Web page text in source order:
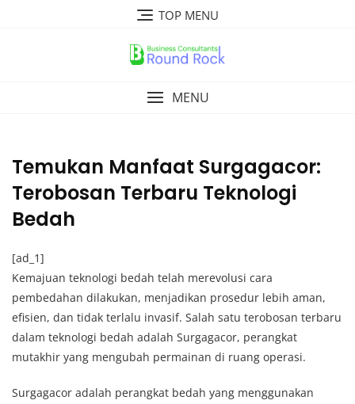
TOP MENU
MENU
Temukan Manfaat Surgagacor:
Terobosan Terbaru Teknologi
Bedah
[ad_1]
Kemajuan teknologi bedah telah merevolusi cara
pembedahan dilakukan, menjadikan prosedur lebih aman,
efisien, dan tidak terlalu invasif. Salah satu terobosan terbaru
dalam teknologi bedah adalah Surgagacor, perangkat
mutakhir yang mengubah permainan di ruang operasi.
Surgagacor adalah perangkat bedah yang menggunakan